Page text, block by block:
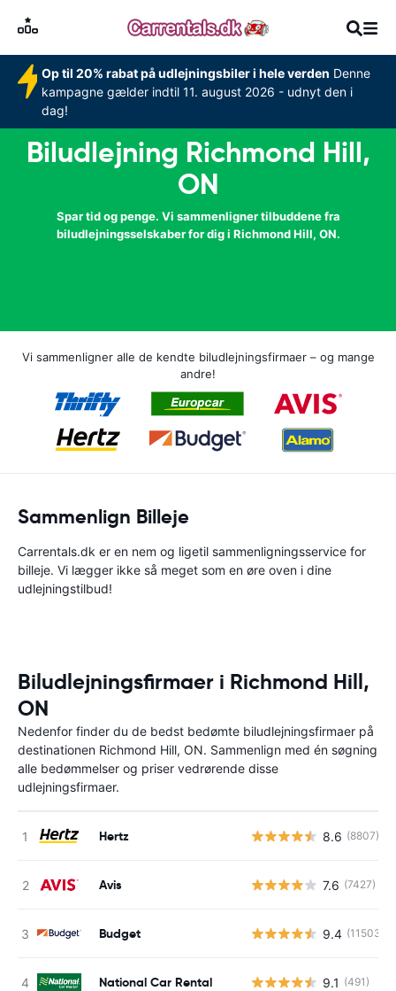
Op til 20% rabat på udlejningsbiler i hele verden Denne
kampagne gælder indtil 11. august 2026 - udnyt den i
dag!
Biludlejning Richmond Hill,
ON
Spar tid og penge. Vi sammenligner tilbuddene fra
biludlejningsselskaber for dig i Richmond Hill, ON.
Vi sammenligner alle de kendte biludlejningsfirmaer – og mange
andre!
Sammenlign Billeje
Carrentals.dk er en nem og ligetil sammenligningsservice for
billeje. Vi lægger ikke så meget som en øre oven i dine
udlejningstilbud!
Biludlejningsfirmaer i Richmond Hill,
ON
Nedenfor finder du de bedst bedømte biludlejningsfirmaer på
destinationen Richmond Hill, ON. Sammenlign med én søgning
alle bedømmelser og priser vedrørende disse
udlejningsfirmaer.
Hertz 8.6 (8807)
Avis 7.6 (7427)
Budget 9.4 (11503)
National Car Rental 9.1 (491)